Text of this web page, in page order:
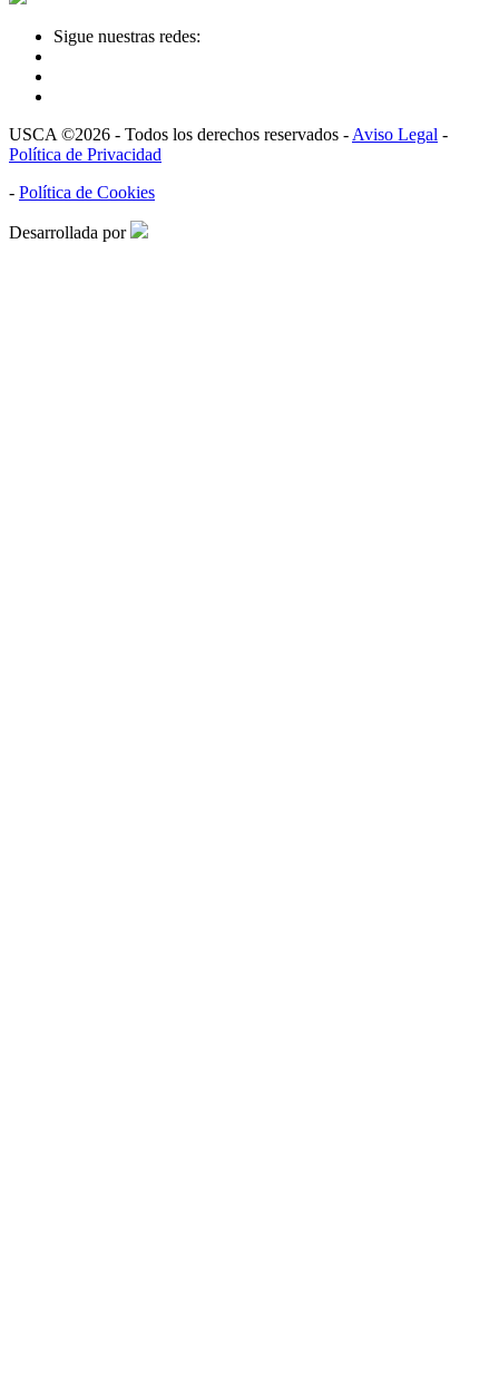
Sigue nuestras redes:
USCA ©2026 - Todos los derechos reservados - Aviso Legal -
Política de Privacidad
- Política de Cookies
Desarrollada por